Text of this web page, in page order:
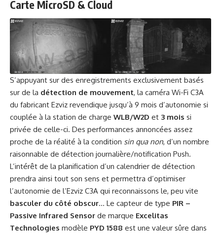
Carte MicroSD & Cloud
S’appuyant sur des enregistrements exclusivement basés
sur de la détection de mouvement, la caméra Wi-Fi C3A
du fabricant Ezviz revendique jusqu’à 9 mois d’autonomie si
couplée à la station de charge WLB/W2D et 3 mois si
privée de celle-ci. Des performances annoncées assez
proche de la réalité à la condition sin qua non, d’un nombre
raisonnable de détection journalière/notification Push.
L’intérêt de la planification d’un calendrier de détection
prendra ainsi tout son sens et permettra d’optimiser
l’autonomie de l’Ezviz C3A qui reconnaissons le, peu vite
basculer du côté obscur… Le capteur de type PIR –
Passive Infrared Sensor de marque Excelitas
Technologies modèle PYD 1588 est une valeur sûre dans